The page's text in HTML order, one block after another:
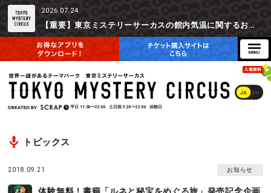
2026.07.24
【重要】東京ミステリーサーカスの館内気温に関するお詫びとご参加辞退時の返金対応について
JA EN
平日 11:30〜22:00 土日祝 9:20〜22:00 休館日
トピックス
2018.09.21 お知らせ